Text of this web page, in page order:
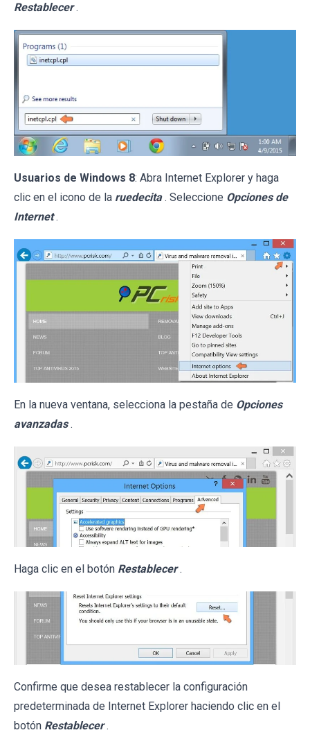
Restablecer .
Usuarios de Windows 8: Abra Internet Explorer y haga
clic en el icono de la ruedecita . Seleccione Opciones de
Internet .
En la nueva ventana, selecciona la pestaña de Opciones
avanzadas .
Haga clic en el botón Restablecer .
Confirme que desea restablecer la configuración
predeterminada de Internet Explorer haciendo clic en el
botón Restablecer .